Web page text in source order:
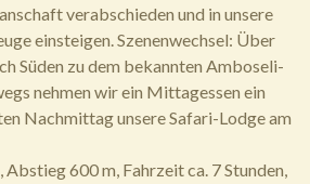
verabschieden und in unsere
einsteigen. Szenenwechsel: Über
Süden zu dem bekannten Amboseli-
nehmen wir ein Mittagessen ein
Nachmittag unsere Safari-Lodge am
Abstieg 600 m, Fahrzeit ca. 7 Stunden,